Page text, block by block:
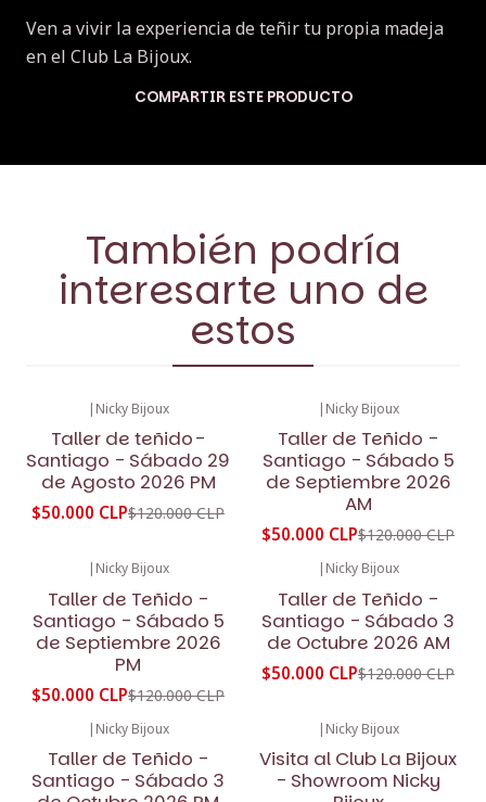
Ven a vivir la experiencia de teñir tu propia madeja
en el Club La Bijoux.
COMPARTIR ESTE PRODUCTO
También podría
interesarte uno de
estos
| Nicky Bijoux
Taller de teñido-
Santiago - Sábado 29
de Agosto 2026 PM
$50.000 CLP$120.000 CLP
| Nicky Bijoux
Taller de Teñido -
Santiago - Sábado 5
de Septiembre 2026
AM
$50.000 CLP$120.000 CLP
| Nicky Bijoux
Taller de Teñido -
Santiago - Sábado 5
de Septiembre 2026
PM
$50.000 CLP$120.000 CLP
| Nicky Bijoux
Taller de Teñido -
Santiago - Sábado 3
de Octubre 2026 AM
$50.000 CLP$120.000 CLP
| Nicky Bijoux
Taller de Teñido -
Santiago - Sábado 3
| Nicky Bijoux
Visita al Club La Bijoux
- Showroom Nicky